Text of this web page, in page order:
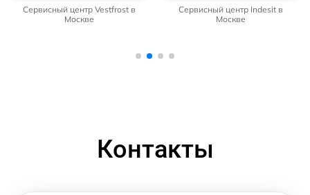
Сервисный центр Vestfrost в
Москве
Сервисный центр Indesit в
Москве
Контакты